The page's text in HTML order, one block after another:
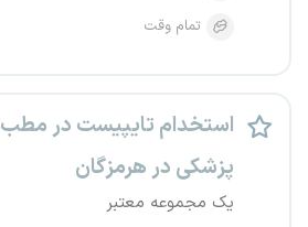
تمام وقت
استخدام تایپیست در مطب
پزشکی در هرمزگان
یک مجموعه معتبر